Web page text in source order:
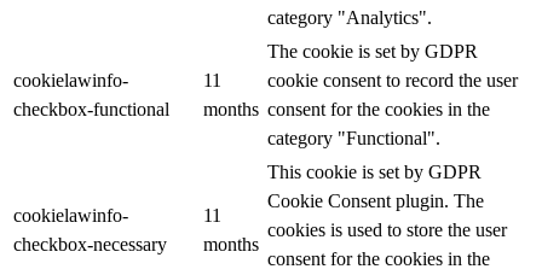
category "Analytics".
cookielawinfo-
checkbox-functional
11
months
The cookie is set by GDPR
cookie consent to record the user
consent for the cookies in the
category "Functional".
cookielawinfo-
checkbox-necessary
11
months
This cookie is set by GDPR
Cookie Consent plugin. The
cookies is used to store the user
consent for the cookies in the